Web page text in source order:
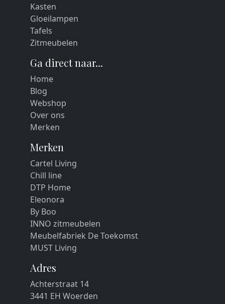
Kasten
Gloeilampen
Tafels
Zitmeubelen
Ga direct naar...
Home
Blog
Webshop
Over ons
Merken
Merken
Cartel Living
Chill line
DTP Home
Eleonora
By Boo
INNO zitmeubelen
Meubelfabriek De Toekomst
MUST Living
Adres
Achterstraat 14
3441 EH Woerden